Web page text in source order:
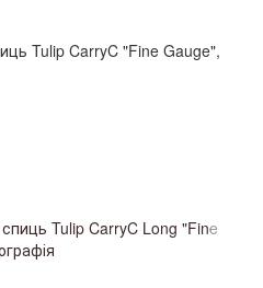
Tulip CarryC "Fine Gauge",